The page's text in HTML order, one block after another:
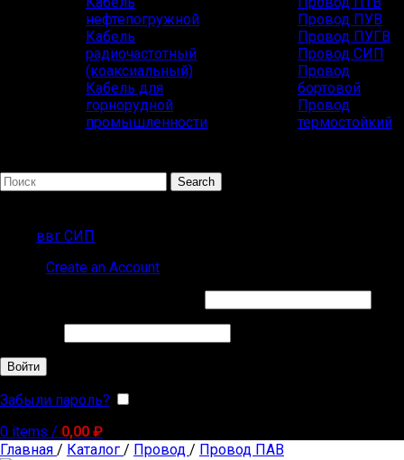
нефтепогружной
Кабель
радиочастотный
(коаксиальный)
Кабель для
горнорудной
промышленности
Провод ПУВ
Провод ПУГВ
Провод СИП
Провод
бортовой
Провод
термостойкий
Search
ввг СИП
Create an Account
Войти
Забыли пароль?
0 items / 0,00 ₽
Главная / Каталог / Провод / Провод ПАВ